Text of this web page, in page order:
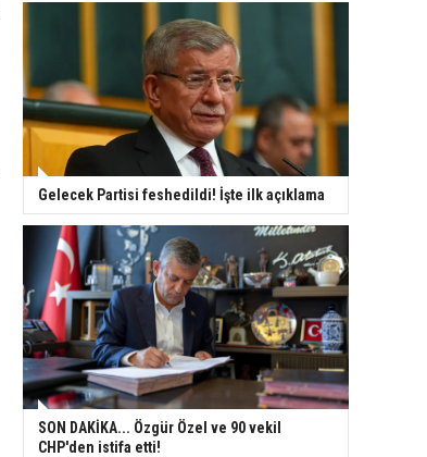
Gelecek Partisi feshedildi! İşte ilk açıklama
SON DAKİKA... Özgür Özel ve 90 vekil
CHP'den istifa etti!